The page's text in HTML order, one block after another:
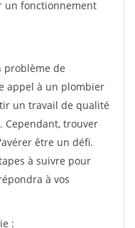
un fonctionnement
problème de
appel à un plombier
un travail de qualité
Cependant, trouver
être un défi.
à suivre pour
à vos
: